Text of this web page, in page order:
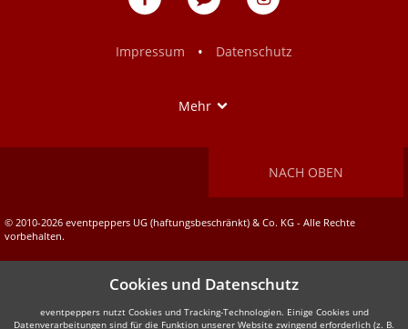
Impressum
• Datenschutz
Mehr
NACH OBEN
© 2010-2026 eventpeppers UG (haftungsbeschränkt) & Co. KG - Alle Rechte
vorbehalten.
Cookies und Datenschutz
eventpeppers nutzt Cookies und Tracking-Technologien. Einige Cookies und
Datenverarbeitungen sind für die Funktion unserer Website zwingend erforderlich (z. B.